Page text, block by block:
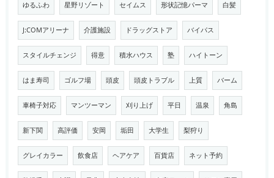
ゆるふわ 星野リゾート セイムス 形状記憶パーマ 白髪
J:COMアリーナ 介護施設 ドラッグストア バイパス
スタイルチェンジ 得意 積水ハウス 塾 ハイトーン
はま寿司 ゴルフ場 頭皮 頭皮トラブル 上質 バーム
車椅子対応 マンツーマン 刈り上げ 平日 温泉 角島
新下関 高評価 安岡 垢田 大学生 梨狩り
グレイカラー 飲食店 ヘアケア 百貨店 ネット予約